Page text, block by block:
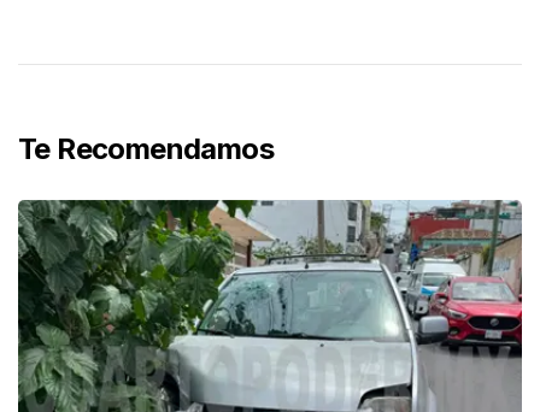
Te Recomendamos